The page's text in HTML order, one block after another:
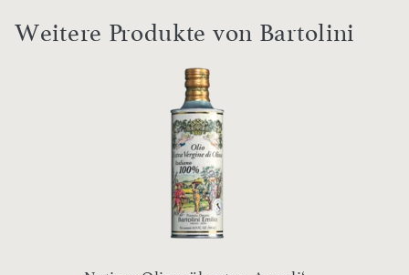
Weitere Produkte von Bartolini